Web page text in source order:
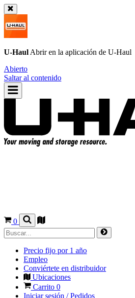
U-Haul Abrir en la aplicación de U-Haul
Abierto
Saltar al contenido
0
Precio fijo por 1 año
Empleo
Conviértete en distribuidor
Ubicaciones
Carrito 0
Iniciar sesión / Pedidos